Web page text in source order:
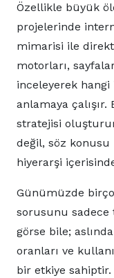
Özellikle büyük
projelerinde
mimarisi ile direkt
motorları,
inceleyerek
anlamaya
stratejisi
değil, söz konusu
hiyerarşi
Günümüzde
sorusunu sadece
görse bile;
oranları ve
bir etkiye